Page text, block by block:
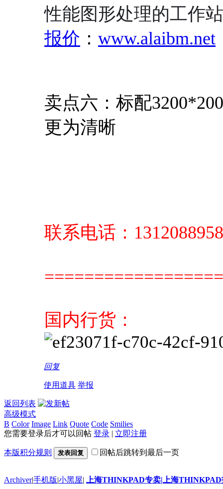
性能图形处理的工作
报价 ： www.alaibm.net
卖点六：标配
更为清晰
联系电话：
国内行货：
回复
使用道具 举报
返回列表
高级模式
B Color Image Link Quote Code Smilies
您需要登录后才可以回帖 登录 | 立即注册
本版积分规则 发表回复 回帖后跳转到最后一页
Archiver|手机版|小黑屋| 上海THINKPAD专卖|上海